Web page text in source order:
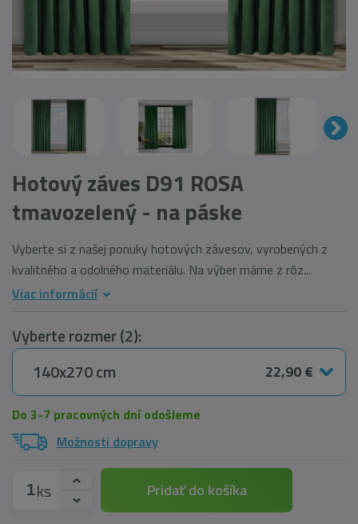
Hotový záves D91 ROSA
tmavozelený - na páske
Vyberte si z našej ponuky hotových závesov, vyrobených z
kvalitného a odolného materiálu. Na výber máme z rôz...
Viac informácií
Vyberte rozmer (2):
140x270 cm
22,90 €
Do 3-7 pracovných dní odošleme
Možnosti dopravy
ks Pridať do košíka